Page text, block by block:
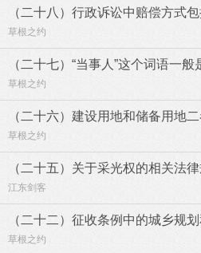
（二十八）行政诉讼中赔偿方式
草根之约
（二十七）“当事人”这个词语一般
草根之约
（二十六）建设用地和储备用地
草根之约
（二十五）关于采光权的相关法
江东剑客
（二十二）征收条例中的城乡规
草根之约